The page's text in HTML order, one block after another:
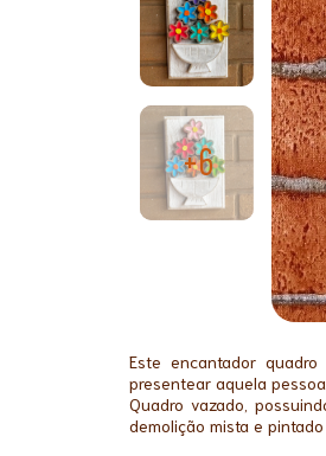
+6
Este encantador
presentear aquela
Quadro vazado,
demolição mista e pintado